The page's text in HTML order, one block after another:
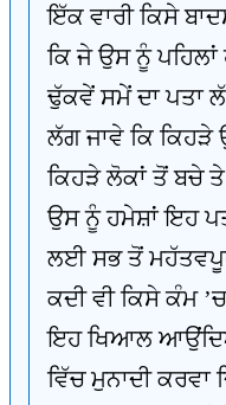
ਇੱਕ ਵਾਰੀ ਕਿਸੇ
ਕਿ ਜੇ ਉਸ ਨੂੰ
ਢੁੱਕਵੇਂ ਸਮੇਂ ਦਾ ਪਤਾ
ਲੱਗ ਜਾਵੇ ਕਿ ਕਿਹੜੇ
ਕਿਹੜੇ ਲੋਕਾਂ ਤੋਂ ਬਚੇ
ਉਸ ਨੂੰ ਹਮੇਸ਼ਾਂ ਇਹ
ਲਈ ਸਭ ਤੋਂ
ਕਦੀ ਵੀ ਕਿਸੇ ਕੰਮ
ਇਹ ਖਿਆਲ
ਵਿੱਚ ਮੁਨਾਦੀ